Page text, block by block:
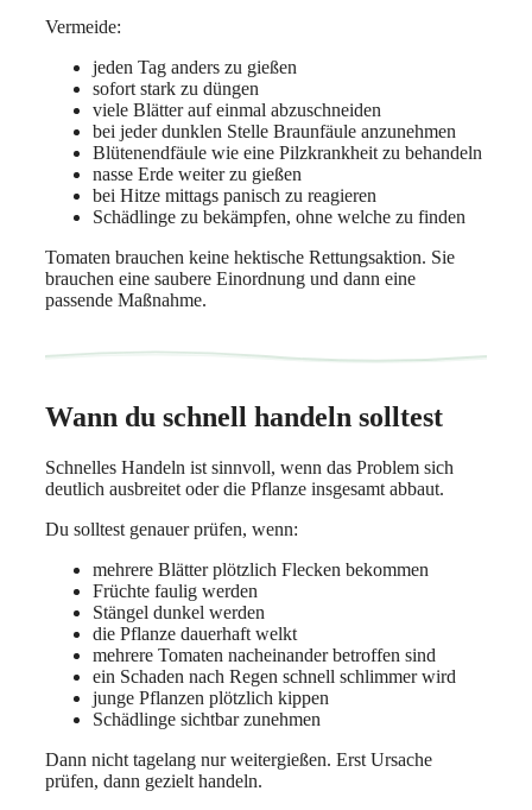
Vermeide:
jeden Tag anders zu gießen
sofort stark zu düngen
viele Blätter auf einmal abzuschneiden
bei jeder dunklen Stelle Braunfäule anzunehmen
Blütenendfäule wie eine Pilzkrankheit zu behandeln
nasse Erde weiter zu gießen
bei Hitze mittags panisch zu reagieren
Schädlinge zu bekämpfen, ohne welche zu finden
Tomaten brauchen keine hektische Rettungsaktion. Sie
brauchen eine saubere Einordnung und dann eine
passende Maßnahme.
Wann du schnell handeln solltest
Schnelles Handeln ist sinnvoll, wenn das Problem sich
deutlich ausbreitet oder die Pflanze insgesamt abbaut.
Du solltest genauer prüfen, wenn:
mehrere Blätter plötzlich Flecken bekommen
Früchte faulig werden
Stängel dunkel werden
die Pflanze dauerhaft welkt
mehrere Tomaten nacheinander betroffen sind
ein Schaden nach Regen schnell schlimmer wird
junge Pflanzen plötzlich kippen
Schädlinge sichtbar zunehmen
Dann nicht tagelang nur weitergießen. Erst Ursache
prüfen, dann gezielt handeln.